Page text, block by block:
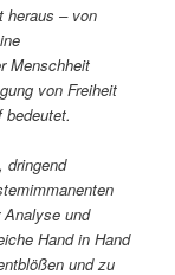
heraus – von
Menschheit
von Freiheit
dringend
und
Hand in Hand
und zu